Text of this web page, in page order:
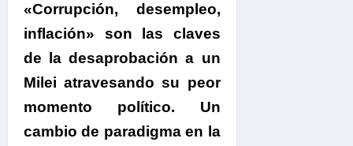
«Corrupción, desempleo,
inflación» son las claves
de la desaprobación a un
Milei atravesando su peor
momento político. Un
cambio de paradigma en la